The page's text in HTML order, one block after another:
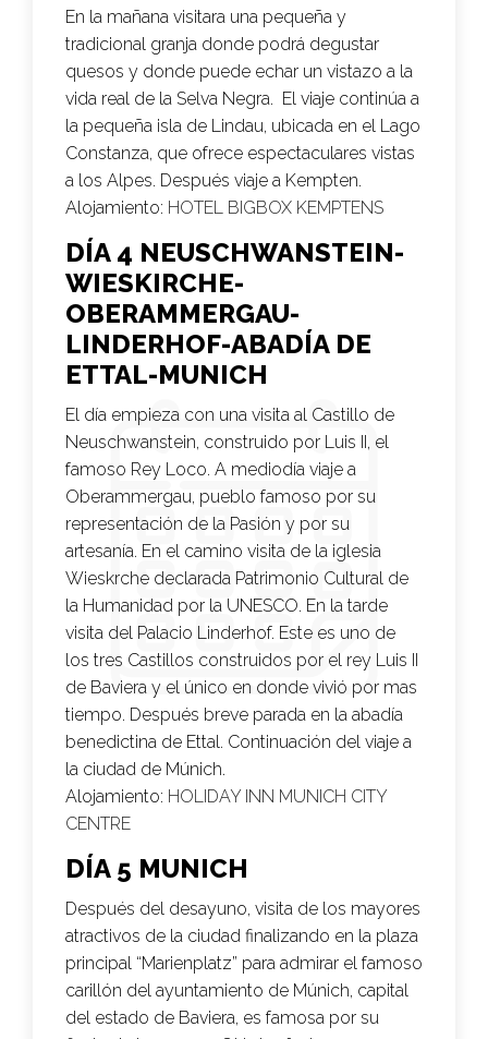
En la mañana visitara una pequeña y
tradicional granja donde podrá degustar
quesos y donde puede echar un vistazo a la
vida real de la Selva Negra. El viaje continúa a
la pequeña isla de Lindau, ubicada en el Lago
Constanza, que ofrece espectaculares vistas
a los Alpes. Después viaje a Kempten.
Alojamiento: HOTEL BIGBOX KEMPTENS
DÍA 4 NEUSCHWANSTEIN-
WIESKIRCHE-
OBERAMMERGAU-
LINDERHOF-ABADÍA DE
ETTAL-MUNICH
El día empieza con una visita al Castillo de
Neuschwanstein, construido por Luis II, el
famoso Rey Loco. A mediodía viaje a
Oberammergau, pueblo famoso por su
representación de la Pasión y por su
artesanía. En el camino visita de la iglesia
Wieskrche declarada Patrimonio Cultural de
la Humanidad por la UNESCO. En la tarde
visita del Palacio Linderhof. Este es uno de
los tres Castillos construidos por el rey Luis II
de Baviera y el único en donde vivió por mas
tiempo. Después breve parada en la abadía
benedictina de Ettal. Continuación del viaje a
la ciudad de Múnich.
Alojamiento: HOLIDAY INN MUNICH CITY
CENTRE
DÍA 5 MUNICH
Después del desayuno, visita de los mayores
atractivos de la ciudad finalizando en la plaza
principal “Marienplatz” para admirar el famoso
carillón del ayuntamiento de Múnich, capital
del estado de Baviera, es famosa por su